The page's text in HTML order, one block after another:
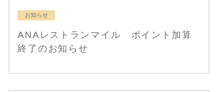
お知らせ
ANAレストランマイル ポイント加算
終了のお知らせ